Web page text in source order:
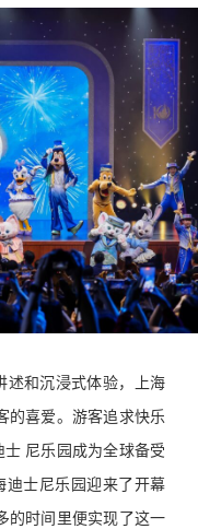
述和沉浸式体验，上海
的喜爱。游客追求快乐
尼乐园成为全球备受
迪士尼乐园迎来了开幕
的时间里便实现了这一